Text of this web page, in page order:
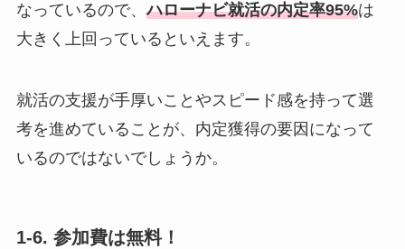
なっているので、ハローナビ就活の内定率95%は
大きく上回っているといえます。
就活の支援が手厚いことやスピード感を持って選
考を進めていることが、内定獲得の要因になって
いるのではないでしょうか。
1-6. 参加費は無料！